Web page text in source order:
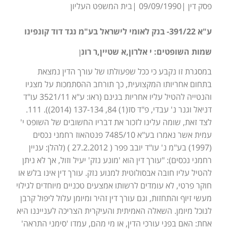
פסק דין |09/09/1990 |בית המשפט העליון
ע"א 391/22- בנק לאומי לישראל בע"מ נגד דוד קונפינו
שמות השופטים: י אלרון,א שטיין,ר רונן
במסגרת זו נקבע כי ככל שפעולתו של עורך הדין נמצאת
בתחום אחריותו המקצועית, כך תורחב ההסתמכות על מצגיו
והנטייה להטיל עליו אחריות בגינם (ראו: ע"א 3521/11 עו"ד
דניאל וגנר נ' עבדי, פ"ד סז(1) 84, 137-134 (2014)). 111.
לצד זאת, שומה עלינו לזכור את דבריו החשובים של השופט י'
עמית אשר נאמרו בע"א 7485/10 פנטהאוז רחמני נכסים
(1997) בע"מ נ' עו"ד יובב פפר ( 27.2.2012 ) (להלן: עניין
רחמני נכסים): "עורך דין הוא 'מונע נזק' יעיל וזול, אך לא ניתן
להטיל עליו חובה אבסולוטית למנוע נזק. עורך דין אינו בלש או
חוקר פרטי, לא עומדים לרשותו אמצעים טכניים מיוחדים לגילוי
מעשי זיוף והתחזות, וגם עורך דין זהיר ומיומן עלול ליפול קרבן
לנוכל מיומן. השאלה האמיתית והעיקרית הצריכה לענייננו היא
אחת: האם בפני עורכי הדין, או מי מהם, עמדו 'סימני התראה'